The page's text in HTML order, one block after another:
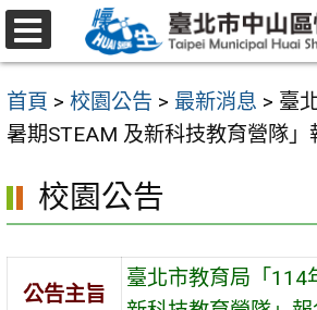
跳
至
要
內
區
首頁 > 校園公告 > 最新消息 > 臺
暑期STEAM 及新科技教育營隊」
校園公告
公告主旨
臺北市教育局「114
選
單